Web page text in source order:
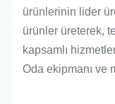
ürünlerinin lider
ürünler üreterek,
kapsamlı
Oda ekipmanı ve